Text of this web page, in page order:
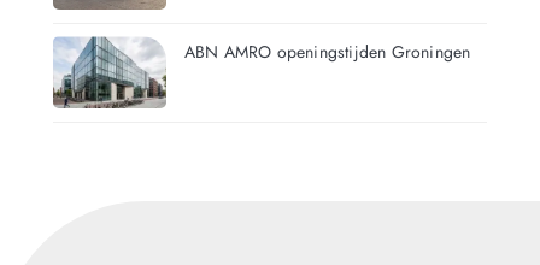
ABN AMRO openingstijden Groningen